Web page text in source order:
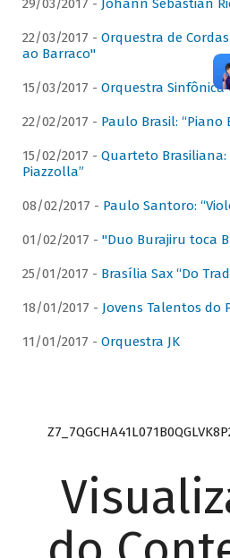
29/03/2017 - Johann Sebastian
22/03/2017 - Orquestra de
ao Barraco"
15/03/2017 - Orquestra Sinfônica
22/02/2017 - Paulo Brasil: “Piano
15/02/2017 - Quarteto Brasiliana:
Piazzolla”
08/02/2017 - Paulo Santoro:
01/02/2017 - "Duo Burajiru toca
25/01/2017 - Brasília Sax “Do
18/01/2017 - Jovens Talentos do
11/01/2017 - Orquestra JK